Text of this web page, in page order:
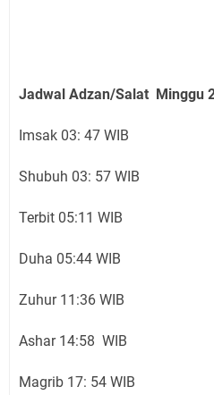
Jadwal Adzan/Salat Minggu
Imsak 03: 47 WIB
Shubuh 03: 57 WIB
Terbit 05:11 WIB
Duha 05:44 WIB
Zuhur 11:36 WIB
Ashar 14:58 WIB
Magrib 17: 54 WIB